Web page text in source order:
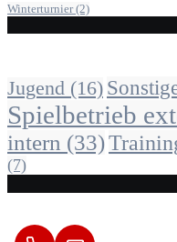
Winterturnier(2)
Jugend (16)
Spielbetrieb
intern (33)
(7)